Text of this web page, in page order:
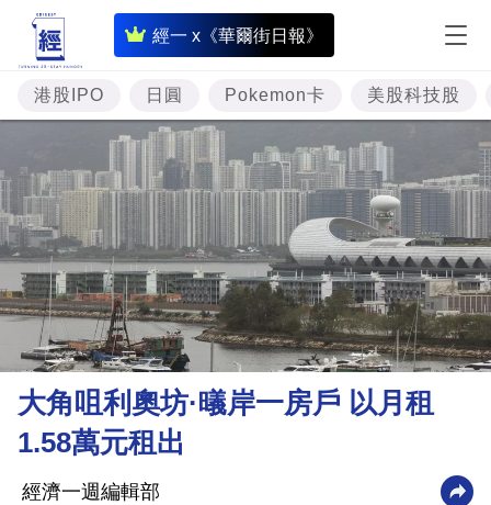
經一 x《華爾街日報》
即
時
財
經
題
資
樓
市
理
財
商
業
港股IPO 日圓 Pokemon卡 美股科技股
大角咀利奧坊·㬢岸一房戶 以月租
1.58萬元租出
經濟一週編輯部